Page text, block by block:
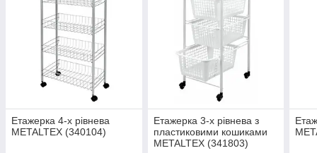
Етажерка 4-х рівнева
METALTEX (340104)
Етажерка 3-х рівнева з
пластиковими кошиками
METALTEX (341803)